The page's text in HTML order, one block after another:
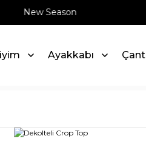
New Season
Ayakkabı